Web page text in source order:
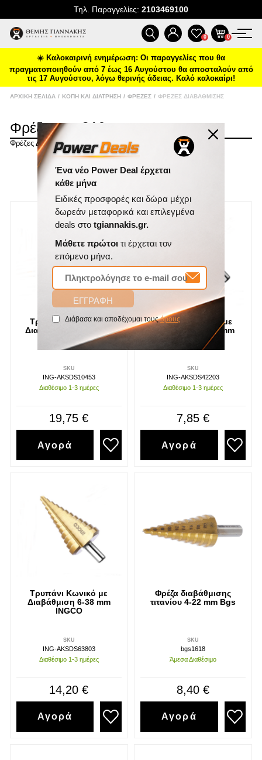
Τηλ. Παραγγελίες: 2103469100
ΠΡΟΪΌΝΤΑ
ΠΡΟΣΦΟΡΈΣ
ΝΈΕΣ ΑΦΊΞΕΙΣ
ΕΠΙΚΟΙΝΩΝΊΑ
ΝΈΑ & ΆΡΘΡΑ
0 0
☀️ Καλοκαιρινή ενημέρωση: Οι παραγγελίες που θα
πραγματοποιηθούν από 7 έως 16 Αυγούστου θα αποσταλούν από
τις 17 Αυγούστου, λόγω θερινής άδειας. Καλό καλοκαίρι!
ΑΡΧΙΚΉ ΣΕΛΊΔΑ / ΚΟΠΉ ΚΑΙ ΔΙΆΤΡΗΣΗ / ΦΡΈΖΕΣ / ΦΡΈΖΕΣ ΔΙΑΒΆΘΜΙΣΗΣ
Φρέζες Διαβάθμισης
Φρέζες Διαβάθμισης
ΕΜΦΆΝΙΣΗ
NEO
Τρυπάνι Κωνικό με
Διαβάθμιση 10-45 mm
INGCO
SKU
ING-AKSDS10453
Διαθέσιμο 1-3 ημέρες
19,75 €
Αγορά
Τρυπάνι Κωνικό με
Διαβάθμιση 4-22 mm
SKU
ING-AKSDS42203
Διαθέσιμο 1-3 ημέρες
7,85 €
Αγορά
Τρυπάνι Κωνικό με
Διαβάθμιση 6-38 mm
INGCO
SKU
ING-AKSDS63803
Διαθέσιμο 1-3 ημέρες
14,20 €
Αγορά
Φρέζα διαβάθμισης
τιτανίου 4-22 mm Bgs
SKU
bgs1618
Άμεσα Διαθέσιμο
8,40 €
Αγορά
Ένα νέο Power Deal έρχεται
κάθε μήνα
Ειδικές προσφορές και δώρα μέχρι
δωρεάν μεταφορικά και επιλεγμένα
deals στο tgiannakis.gr.
Μάθετε πρώτοι τι έρχεται τον
επόμενο μήνα.
Διάβασα και αποδέχομαι τουςόρους